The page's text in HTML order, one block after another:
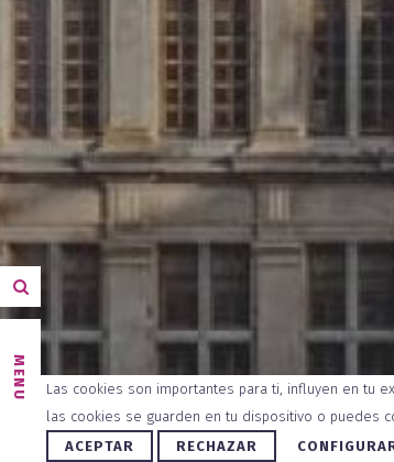
MENU Las cookies son importantes para ti, influyen en tu
las cookies se guarden en tu dispositivo o puedes
ACEPTAR
RECHAZAR